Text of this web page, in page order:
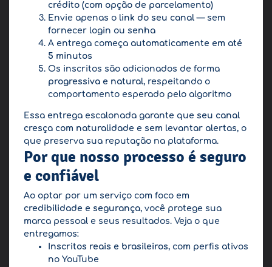
crédito (com opção de parcelamento)
Envie apenas o link do seu canal — sem
fornecer login ou senha
A entrega começa automaticamente em até
5 minutos
Os inscritos são adicionados de forma
progressiva e natural, respeitando o
comportamento esperado pelo algoritmo
Essa entrega escalonada garante que seu canal
cresça com naturalidade e sem levantar alertas, o
que preserva sua reputação na plataforma.
Por que nosso processo é seguro
e confiável
Ao optar por um serviço com foco em
credibilidade e segurança, você protege sua
marca pessoal e seus resultados. Veja o que
entregamos:
Inscritos reais e brasileiros, com perfis ativos
no YouTube